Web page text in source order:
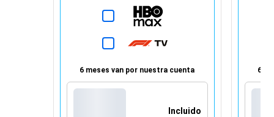
6 meses van por nuestra cuenta
Incluido
6